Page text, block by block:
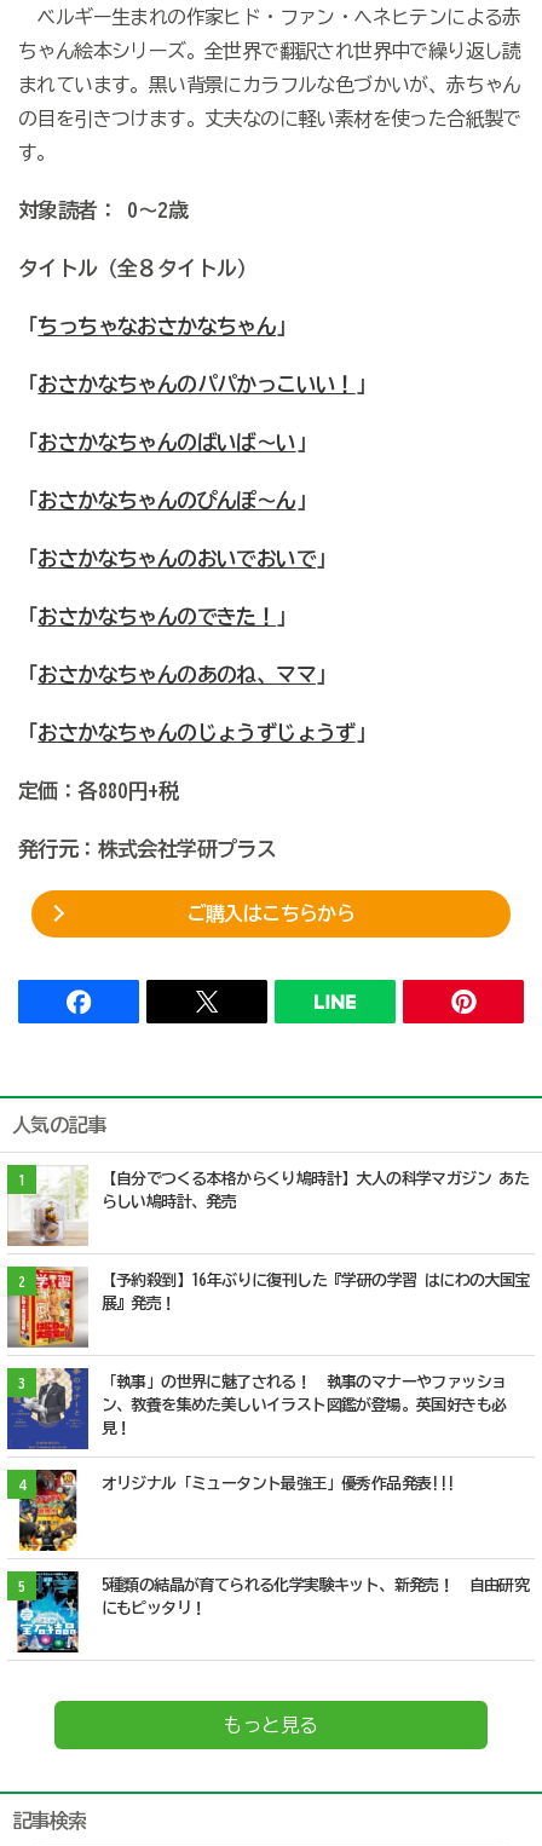
ベルギー生まれの作家ヒド・ファン・ヘネヒテンによる赤
ちゃん絵本シリーズ。全世界で翻訳され世界中で繰り返し読
まれています。黒い背景にカラフルな色づかいが、赤ちゃん
の目を引きつけます。丈夫なのに軽い素材を使った合紙製で
す。
対象読者： 0～2歳
タイトル（全８タイトル）
ちっちゃなおさかなちゃん 」
おさかなちゃんのパパかっこいい！ 」
おさかなちゃんのばいば～い 」
おさかなちゃんのぴんぽ～ん 」
おさかなちゃんのおいでおいで」
おさかなちゃんのできた！ 」
おさかなちゃんのあのね、ママ」
おさかなちゃんのじょうずじょうず」
定価：各880円+税
発行元：株式会社学研プラス
ご購入はこちらから
人気の記事
1
【自分でつくる本格からくり鳩時計】大人の科学マガジン あた
らしい鳩時計、発売
2
【予約殺到】16年ぶりに復刊した『学研の学習 はにわの大国宝
展』発売！
3
「執事」の世界に魅了される！ 執事のマナーやファッショ
ン、教養を集めた美しいイラスト図鑑が登場。英国好きも必
見！
4 オリジナル「ミュータント最強王」優秀作品発表!!!
5
5種類の結晶が育てられる化学実験キット、新発売！ 自由研究
にもピッタリ！
もっと見る
記事検索